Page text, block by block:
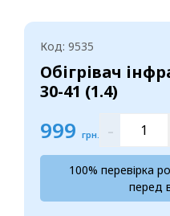
Код: 9535
Обігрівач
30-41 (1.4)
999 грн. -
100% перевірка
перед